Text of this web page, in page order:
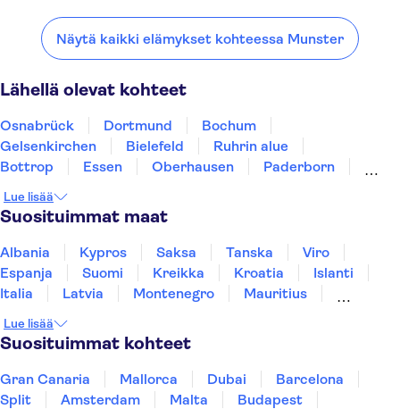
lähellä:
Osnabrück Bochum
Näytä kaikki elämykset kohteessa Munster
Lähellä olevat kohteet
Osnabrück Dortmund
Bochum
Gelsenkirchen
Bielefeld
Ruhrin alue
Bottrop
Essen Oberhausen
Paderborn
Mönchengladbach
Lue lisää
Suosituimmat maat
Albania Kypros Saksa Tanska
Viro
Espanja
Suomi Kreikka Kroatia
Islanti
Italia
Latvia Montenegro
Mauritius
Thaimaa
Turkki
Lue lisää
Suosituimmat kohteet
Gran Canaria Mallorca Dubai
Barcelona
Split
Amsterdam Malta
Budapest